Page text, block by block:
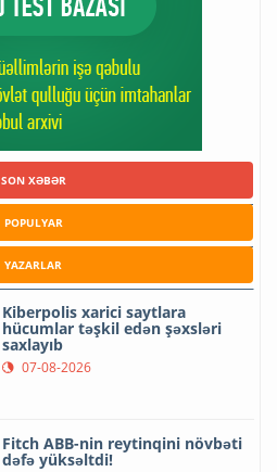
SON XƏBƏR
POPULYAR
YAZARLAR
Kiberpolis xarici saytlara
hücumlar təşkil edən şəxsləri
saxlayıb
07-08-2026
Fitch ABB-nin reytinqini növbəti
dəfə yüksəltdi!